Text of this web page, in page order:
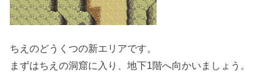
ちえのどうくつの新エリアです。
まずはちえの洞窟に入り、地下1階へ向かいましょう。